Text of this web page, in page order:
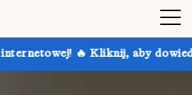
aby dowiedzieć się więcej